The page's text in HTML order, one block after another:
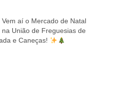
Vem aí o Mercado de Natal
na União de Freguesias de
e Caneças!